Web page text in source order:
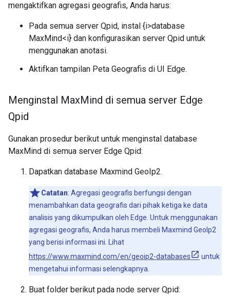
mengaktifkan agregasi geografis, Anda harus:
Pada semua server Qpid, instal {i>database
MaxMind<i} dan konfigurasikan server Qpid untuk
menggunakan anotasi.
Aktifkan tampilan Peta Geografis di UI Edge.
Menginstal MaxMind di semua server Edge
Qpid
Gunakan prosedur berikut untuk menginstal database
MaxMind di semua server Edge Qpid:
Dapatkan database Maxmind GeoIp2.
Catatan: Agregasi geografis berfungsi dengan
menambahkan data geografis dari pihak ketiga ke data
analisis yang dikumpulkan oleh Edge. Untuk menggunakan
agregasi geografis, Anda harus membeli Maxmind GeoIp2
yang berisi informasi ini. Lihat
https://www.maxmind.com/en/geoip2-databases
untuk
mengetahui informasi selengkapnya.
Buat folder berikut pada node server Qpid: